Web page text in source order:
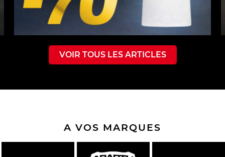
VOIR TOUS LES ARTICLES
A VOS MARQUES